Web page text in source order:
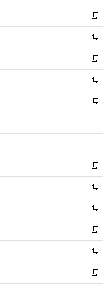
開
く
ウ
で
開
く
ン
ド
ウ
で
開
く
ウ
ィ
ン
ド
ウ
で
開
く
新
し
い
ウ
ィ
ン
ド
ウ
で
開
新
し
い
ウ
ィ
ン
ド
ウ
開
新
し
い
ウ
ィ
ン
ウ
開
く
新
し
い
ウ
ン
ウ
で
開
く
新
し
ウ
ン
ド
ウ
で
開
く
新
し
い
ウ
ィ
ン
ド
ウ
で
開
く
新
し
い
ウ
ィ
ン
ド
ウ
で
開
新
し
い
ウ
ィ
ン
ド
ウ
新
し
い
ウ
ィ
ン
新
し
い
ウ
新
し